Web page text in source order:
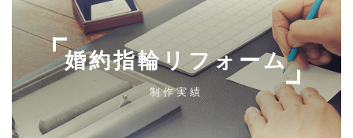
婚約指輪リフォーム
制作実績